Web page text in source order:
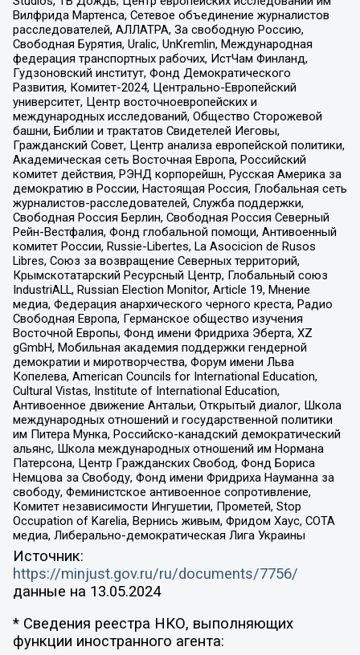
Вилфрида Мартенса, Сетевое объединение журналистов
расследователей, АЛЛАТРА, За свободную Россию,
Свободная Бурятия, Uralic, UnKremlin, Международная
федерация транспортных рабочих, ИстЧам Финланд,
Гудзоновский институт, Фонд Демократического
Развития, Комитет-2024, Центрально-Европейский
университет, Центр восточноевропейских и
международных исследований, Общество Сторожевой
башни, Библии и трактатов Свидетелей Иеговы,
Гражданский Совет, Центр анализа европейской политики,
Академическая сеть Восточная Европа, Российский
комитет действия, РЭНД корпорейшн, Русская Америка за
демократию в России, Настоящая Россия, Глобальная сеть
журналистов-расследователей, Служба поддержки,
Свободная Россия Берлин, Свободная Россия Северный
Рейн-Вестфалия, Фонд глобальной помощи, Антивоенный
комитет России, Russie-Libertes, La Asocicion de Rusos
Libres, Союз за возвращение Северных территорий,
Крымскотатарский Ресурсный Центр, Глобальный союз
IndustriALL, Russian Election Monitor, Article 19, Мнение
медиа, Федерация анархического черного креста, Радио
Свободная Европа, Германское общество изучения
Восточной Европы, Фонд имени Фридриха Эберта, XZ
gGmbH, Мобильная академия поддержки гендерной
демократии и миротворчества, Форум имени Льва
Копелева, American Councils for International Education,
Cultural Vistas, Institute of International Education,
Антивоенное движение Антальи, Открытый диалог, Школа
международных отношений и государственной политики
им Питера Мунка, Российско-канадский демократический
альянс, Школа международных отношений им Нормана
Патерсона, Центр Гражданских Свобод, Фонд Бориса
Немцова за Свободу, Фонд имени Фридриха Науманна за
свободу, Феминистское антивоенное сопротивление,
Комитет независимости Ингушетии, Прометей, Stop
Occupation of Karelia, Вернись живым, Фридом Хаус, СОТА
медиа, Либерально-демократическая Лига Украины
Источник:
https://minjust.gov.ru/ru/documents/7756/
данные на 13.05.2024
* Сведения реестра НКО, выполняющих
функции иностранного агента: